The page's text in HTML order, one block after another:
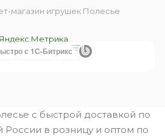
магазин игрушек Полесье
с 1С-Битрикс
с быстрой доставкой по
России в розницу и оптом по